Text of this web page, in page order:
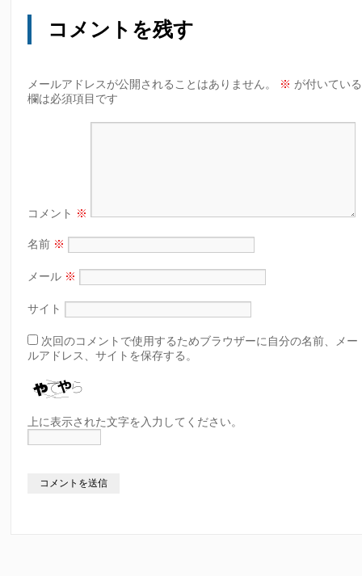
コメントを残す
メールアドレスが公開されることはありません。 ※ が付いている
欄は必須項目です
コメント ※
名前 ※
メール ※
サイト
次回のコメントで使用するためブラウザーに自分の名前、メー
ルアドレス、サイトを保存する。
上に表示された文字を入力してください。